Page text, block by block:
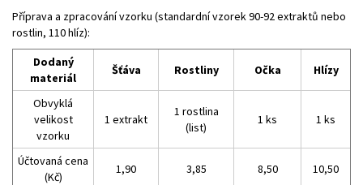
Příprava a zpracování vzorku (standardní vzorek 90-92 extraktů nebo
rostlin, 110 hlíz):
Dodaný
materiál
Šťáva Rostliny Očka Hlízy
Obvyklá
velikost
vzorku
1 extrakt
1 rostlina
(list)
1 ks 1 ks
Účtovaná cena
(Kč)
1,90 3,85 8,50 10,50